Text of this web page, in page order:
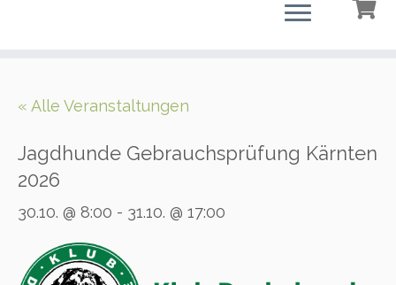
« Alle Veranstaltungen
Jagdhunde Gebrauchsprüfung Kärnten
2026
30.10. @ 8:00 - 31.10. @ 17:00